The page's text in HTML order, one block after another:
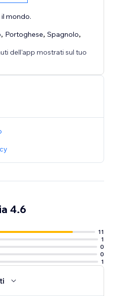
mondo.
, Portoghese,Spagnolo,
dell'app mostrati sul tuo
4.6
11
1
0
0
1